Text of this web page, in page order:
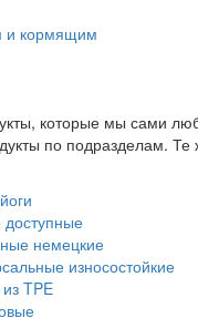
и кормящим
которые мы сами
по подразделам. Те
немецкие
износостойкие
TPE